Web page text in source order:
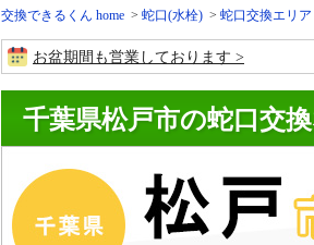
交換できるくん home 蛇口(水栓) 蛇口交換エリア
お盆期間も営業しております
千葉県松戸市の蛇口交